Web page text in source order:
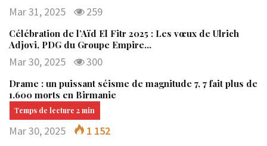
Mar 31, 2025 259
Célébration de l’Aïd El Fitr 2025 : Les vœux de Ulrich
Adjovi, PDG du Groupe Empire…
Mar 30, 2025 300
Drame : un puissant séisme de magnitude 7, 7 fait plus de
1.600 morts en Birmanie
Mar 30, 2025 1 152